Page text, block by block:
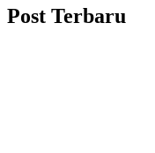
Post Terbaru